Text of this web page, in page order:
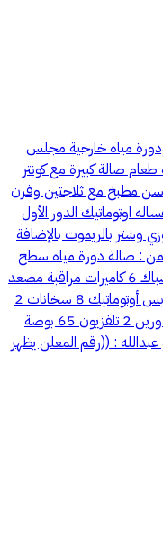
مياه خارجية مجلس
صالة كبيرة مع كونتر
مطبخ مع ثلاجتين وفرن
اوتوماتيك الدور الأول
وشتر بالريموت بالإضافة
من : صالة دورة مياه سطح
يوجد بالفيلا : 13 مكيف اسبليت 2 مكيف شباك 6 كاميرات مراقبة مصعد
لجميع الأدوار غاز مركزي 2 ثلاجة 1غسالة ملابس أوتوماتيك 8 سخانات 2
فرن باب كراج و2 باب كهربائي مع انتر كوم للدورين 2 تلفزيون 65 بوصة
ابو عبدالله : ((رقم المعلن يظهر